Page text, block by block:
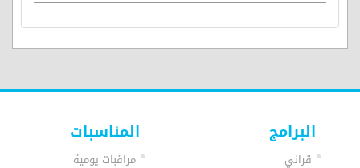
البرامج
قراني
المناسبات
مراقبات يومية